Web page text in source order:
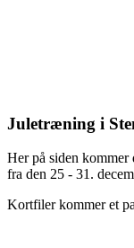
Juletræning i
Her på siden
fra den 25 - 31.
Kortfiler kommer et